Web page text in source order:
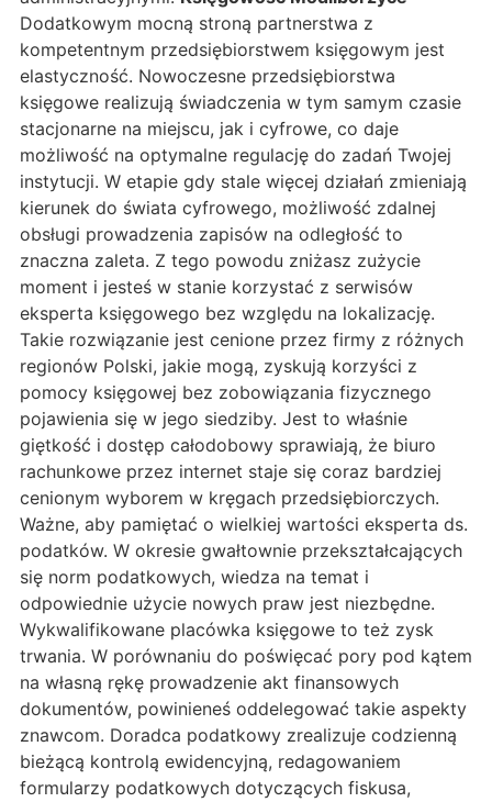
Dodatkowym mocną stroną partnerstwa z
kompetentnym przedsiębiorstwem księgowym jest
elastyczność. Nowoczesne przedsiębiorstwa
księgowe realizują świadczenia w tym samym czasie
stacjonarne na miejscu, jak i cyfrowe, co daje
możliwość na optymalne regulację do zadań Twojej
instytucji. W etapie gdy stale więcej działań zmieniają
kierunek do świata cyfrowego, możliwość zdalnej
obsługi prowadzenia zapisów na odległość to
znaczna zaleta. Z tego powodu zniżasz zużycie
moment i jesteś w stanie korzystać z serwisów
eksperta księgowego bez względu na lokalizację.
Takie rozwiązanie jest cenione przez firmy z różnych
regionów Polski, jakie mogą, zyskują korzyści z
pomocy księgowej bez zobowiązania fizycznego
pojawienia się w jego siedziby. Jest to właśnie
giętkość i dostęp całodobowy sprawiają, że biuro
rachunkowe przez internet staje się coraz bardziej
cenionym wyborem w kręgach przedsiębiorczych.
Ważne, aby pamiętać o wielkiej wartości eksperta ds.
podatków. W okresie gwałtownie przekształcających
się norm podatkowych, wiedza na temat i
odpowiednie użycie nowych praw jest niezbędne.
Wykwalifikowane placówka księgowe to też zysk
trwania. W porównaniu do poświęcać pory pod kątem
na własną rękę prowadzenie akt finansowych
dokumentów, powinieneś oddelegować takie aspekty
znawcom. Doradca podatkowy zrealizuje codzienną
bieżącą kontrolą ewidencyjną, redagowaniem
formularzy podatkowych dotyczących fiskusa,